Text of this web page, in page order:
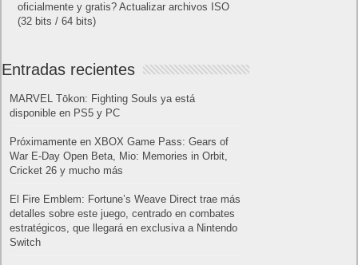
oficialmente y gratis? Actualizar archivos ISO
(32 bits / 64 bits)
Entradas recientes
MARVEL Tōkon: Fighting Souls ya está
disponible en PS5 y PC
Próximamente en XBOX Game Pass: Gears of
War E-Day Open Beta, Mio: Memories in Orbit,
Cricket 26 y mucho más
El Fire Emblem: Fortune’s Weave Direct trae más
detalles sobre este juego, centrado en combates
estratégicos, que llegará en exclusiva a Nintendo
Switch